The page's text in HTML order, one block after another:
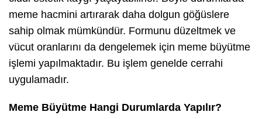
meme hacmini artırarak daha dolgun göğüslere
sahip olmak mümkündür. Formunu düzeltmek ve
vücut oranlarını da dengelemek için meme büyütme
işlemi yapılmaktadır. Bu işlem genelde cerrahi
uygulamadır.
Meme Büyütme Hangi Durumlarda Yapılır?